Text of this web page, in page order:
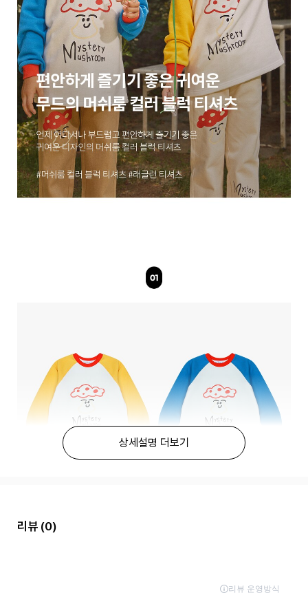
상세설명 더보기
리뷰 (0)